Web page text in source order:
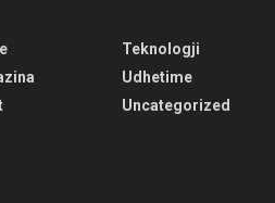
Teknologji
Udhetime
Uncategorized